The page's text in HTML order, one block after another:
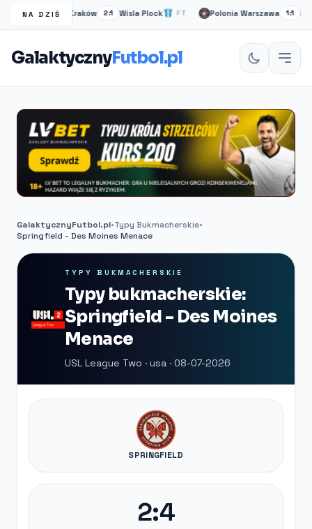
NA DZIŚ
Wisła Kraków 2:1 Wisla Plock FT Polonia Warszawa 1:1 Ruch
GalaktycznyFutbol.pl
GalaktycznyFutbol.pl•Typy Bukmacherskie•
Springfield - Des Moines Menace
TYPY BUKMACHERSKIE
Typy bukmacherskie:
Springfield - Des Moines
Menace
USL League Two · usa · 08-07-2026
SPRINGFIELD
2:4